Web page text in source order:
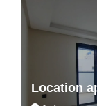
Location